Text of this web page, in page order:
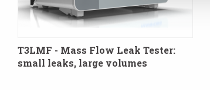
T3LMF - Mass Flow Leak Tester:
small leaks, large volumes